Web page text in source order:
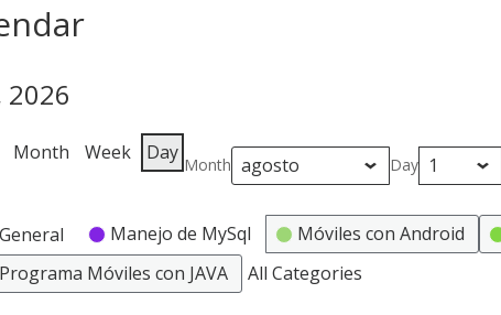
2026
Month Week Day
Month Day
General Manejo de MySql Móviles con Android
Programa Móviles con JAVA
All Categories